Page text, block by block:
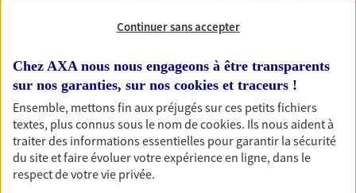
recherche
Passer les
résultats
Liste Carte
Continuer sans accepter
Chez AXA nous nous engageons à être transparents
sur nos garanties, sur nos cookies et traceurs !
Ensemble, mettons fin aux préjugés sur ces petits fichiers
textes, plus connus sous le nom decookies. Ils nous aident à
traiter des informations essentielles pour garantir la sécurité
du site et faire évoluer votre expérience en ligne, dans le
respect de votre vie privée.